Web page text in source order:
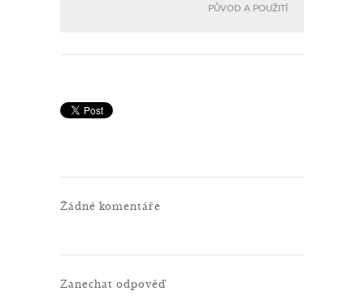
PŮVOD A POUŽITÍ
Žádné komentáře
Zanechat odpověď